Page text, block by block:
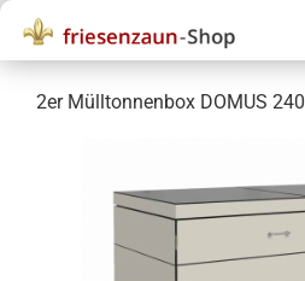
2er Mülltonnenbox DOMUS 240